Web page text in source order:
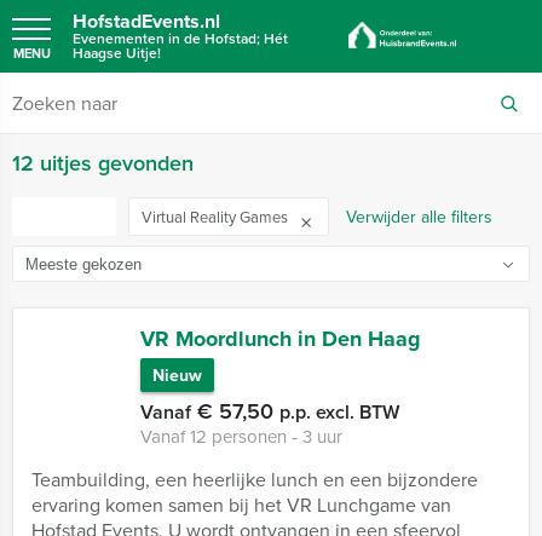
HofstadEvents.nl
Evenementen in de Hofstad; Hét
Haagse Uitje!
MENU
12 uitjes gevonden
Virtual Reality Games Verwijder alle filters
VR Moordlunch in Den Haag
Nieuw
Vanaf€ 57,50 p.p. excl. BTW
Vanaf 12 personen ‐ 3 uur
Teambuilding, een heerlijke lunch en een bijzondere
ervaring komen samen bij het VR Lunchgame van
Hofstad Events. U wordt ontvangen in een sfeervol